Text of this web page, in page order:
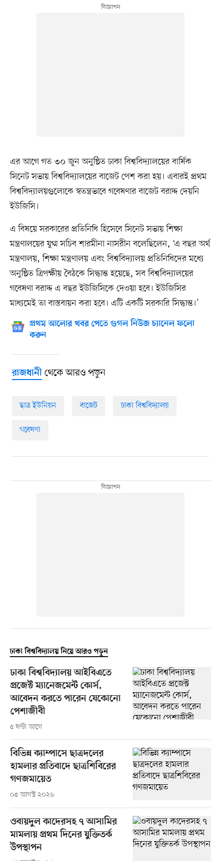
এর আগে গত ৩০ জুন অনুষ্ঠিত ঢাকা বিশ্ববিদ্যালয়ের বার্ষিক
সিনেট সভায় বিশ্ববিদ্যালয়ের বাজেট পেশ করা হয়। এবারই প্রথম
বিশ্ববিদ্যালয়গুলোকে স্বতন্ত্রভাবে গবেষণার বাজেট বরাদ্দ দেয়নি
ইউজিসি।
এ বিষয়ে সরকারের প্রতিনিধি হিসেবে সিনেট সভায় শিক্ষা
মন্ত্রণালয়ের যুগ্ম সচিব শারমীনা নাসরীন বলেছিলেন, ‘এ বছর অর্থ
মন্ত্রণালয়, শিক্ষা মন্ত্রণালয় এবং বিশ্ববিদ্যালয় প্রতিনিধিদের মধ্যে
অনুষ্ঠিত ত্রিপক্ষীয় বৈঠকে সিদ্ধান্ত হয়েছে, সব বিশ্ববিদ্যালয়ের
গবেষণা বরাদ্দ এ বছর ইউজিসিকে দেওয়া হবে। ইউজিসির
মাধ্যমেই তা বাস্তবায়ন করা হবে। এটি একটি সরকারি সিদ্ধান্ত।’
প্রথম আলোর খবর পেতে গুগল নিউজ চ্যানেল ফলো
করুন
রাজধানীথেকে আরও পড়ুন
ছাত্র ইউনিয়ন বাজেট ঢাকা বিশ্ববিদ্যালয়
গবেষণা
ঢাকা বিশ্ববিদ্যালয় নিয়ে আরও পড়ুন
ঢাকা বিশ্ববিদ্যালয় আইবিএতে
প্রজেক্ট ম্যানেজমেন্ট কোর্স,
আবেদন করতে পারেন যেকোনো
পেশাজীবী
৫ ঘণ্টা আগে
বিভিন্ন ক্যাম্পাসে ছাত্রদলের
হামলার প্রতিবাদে ছাত্রশিবিরের
গণজমায়েত
০৫ আগস্ট ২০২৬
ওবায়দুল কাদেরসহ ৭ আসামির
মামলায় প্রথম দিনের যুক্তিতর্ক
উপস্থাপন